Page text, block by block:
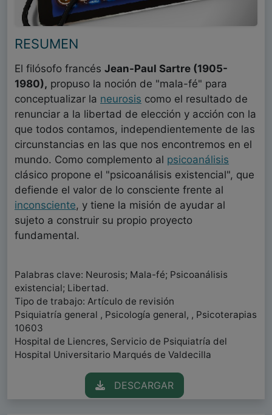
RESUMEN
El filósofo francés Jean-Paul Sartre (1905-
1980), propuso la noción de "mala-fé" para
conceptualizar la neurosis como el resultado de
renunciar a la libertad de elección y acción con la
que todos contamos, independientemente de las
circunstancias en las que nos encontremos en el
mundo. Como complemento al psicoanálisis
clásico propone el "psicoanálisis existencial", que
defiende el valor de lo consciente frente al
inconsciente, y tiene la misión de ayudar al
sujeto a construir su propio proyecto
fundamental.
Palabras clave: Neurosis; Mala-fé; Psicoanálisis
existencial; Libertad.
Tipo de trabajo: Artículo de revisión
Psiquiatría general , Psicología general, , Psicoterapias
10603
Hospital de Liencres, Servicio de Psiquiatría del
Hospital Universitario Marqués de Valdecilla
DESCARGAR